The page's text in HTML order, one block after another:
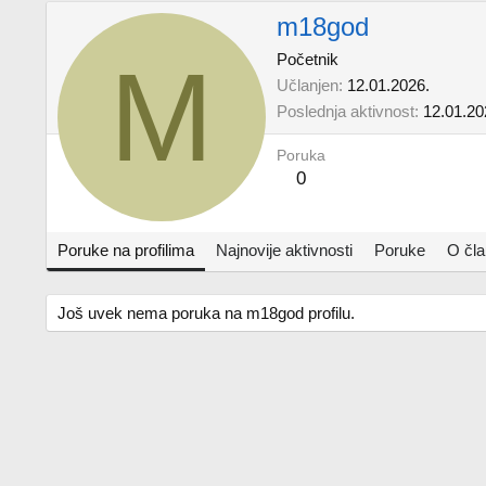
M
m18god
Početnik
Učlanjen 12.01.2026.
Poslednja aktivnost
Poruka
0
Poruke na profilima Najnovije aktivnosti Poruke O
Još uvek nema poruka na m18god profilu.